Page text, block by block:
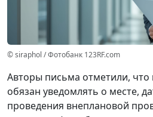
© siraphol / Фотобанк 123RF.com
Авторы письма отметили,
обязан уведомлять о месте,
проведения внеплановой